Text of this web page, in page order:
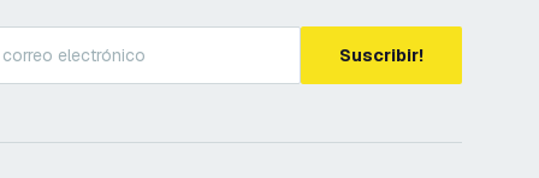
Suscribir!